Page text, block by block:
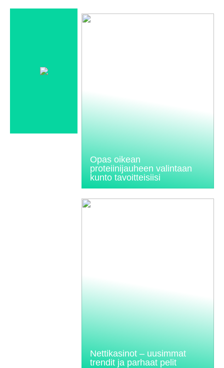
Opas oikean
proteiinijauheen valintaan
kunto tavoitteisiisi
Nettikasinot – uusimmat
trendit ja parhaat pelit